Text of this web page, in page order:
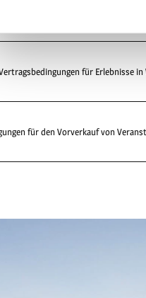
Pauschalangebote der Tourist-
für Erlebnisse in
für den Vorverkauf von